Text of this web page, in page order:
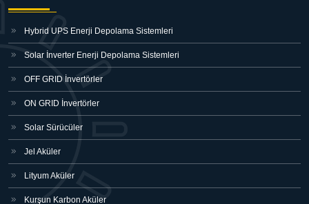
Hybrid UPS Enerji Depolama Sistemleri
Solar İnverter Enerji Depolama Sistemleri
OFF GRID İnvertörler
ON GRID İnvertörler
Solar Sürücüler
Jel Aküler
Lityum Aküler
Kurşun Karbon Aküler